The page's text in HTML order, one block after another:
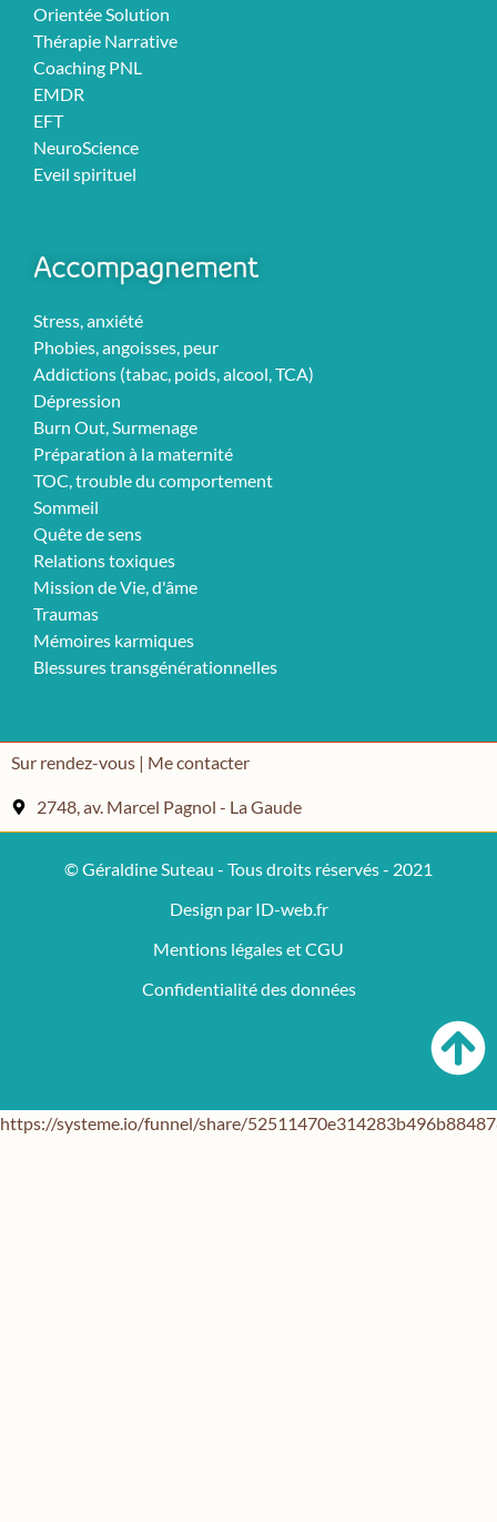
Orientée Solution
Thérapie Narrative
Coaching PNL
EMDR
EFT
NeuroScience
Eveil spirituel
Accompagnement
Stress, anxiété
Phobies, angoisses, peur
Addictions (tabac, poids, alcool, TCA)
Dépression
Burn Out, Surmenage
Préparation à la maternité
TOC, trouble du comportement
Sommeil
Quête de sens
Relations toxiques
Mission de Vie, d'âme
Traumas
Mémoires karmiques
Blessures transgénérationnelles
Sur rendez-vous | Me contacter
2748, av. Marcel Pagnol - La Gaude
© Géraldine Suteau - Tous droits réservés - 2021
Design par ID-web.fr
Mentions légales et CGU
Confidentialité des données
https://systeme.io/funnel/share/